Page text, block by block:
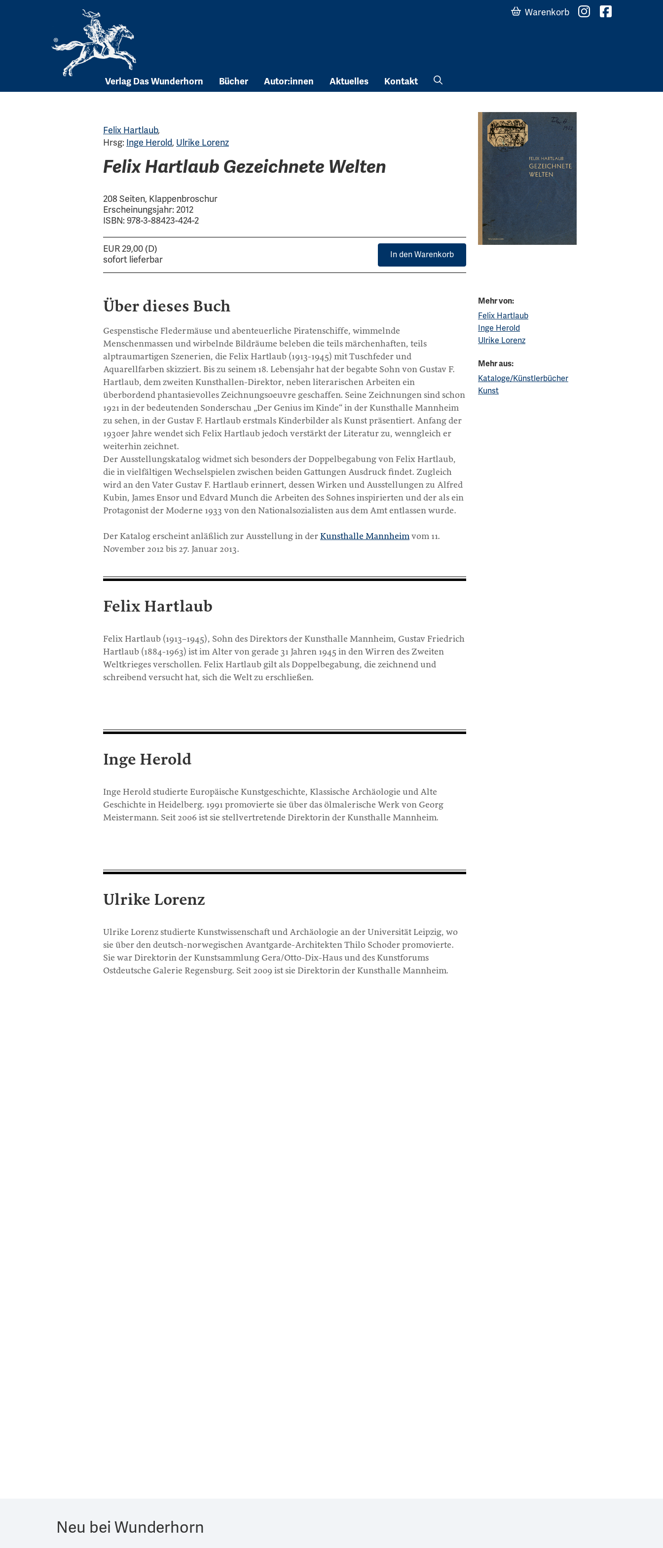
Verlag Das Wunderhorn Bücher Autor:innen Aktuelles Kontakt
Warenkorb
Felix Hartlaub,
Hrsg: Inge Herold, Ulrike Lorenz
Felix Hartlaub Gezeichnete Welten
208 Seiten, Klappenbroschur
Erscheinungsjahr: 2012
ISBN: 978-3-88423-424-2
EUR 29,00 (D)
sofort lieferbar
In den Warenkorb
Über dieses Buch
Gespenstische Fledermäuse und abenteuerliche Piratenschiffe, wimmelnde
Menschenmassen und wirbelnde Bildräume beleben die teils märchenhaften, teils
alptraumartigen Szenerien, die Felix Hartlaub (1913-1945) mit Tuschfeder und
Aquarellfarben skizziert. Bis zu seinem 18. Lebensjahr hat der begabte Sohn von Gustav F.
Hartlaub, dem zweiten Kunsthallen-Direktor, neben literarischen Arbeiten ein
überbordend phantasievolles Zeichnungsoeuvre geschaffen. Seine Zeichnungen sind schon
1921 in der bedeutenden Sonderschau „Der Genius im Kinde“ in der Kunsthalle Mannheim
zu sehen, in der Gustav F. Hartlaub erstmals Kinderbilder als Kunst präsentiert. Anfang der
1930er Jahre wendet sich Felix Hartlaub jedoch verstärkt der Literatur zu, wenngleich er
weiterhin zeichnet.
Der Ausstellungskatalog widmet sich besonders der Doppelbegabung von Felix Hartlaub,
die in vielfältigen Wechselspielen zwischen beiden Gattungen Ausdruck findet. Zugleich
wird an den Vater Gustav F. Hartlaub erinnert, dessen Wirken und Ausstellungen zu Alfred
Kubin, James Ensor und Edvard Munch die Arbeiten des Sohnes inspirierten und der als ein
Protagonist der Moderne 1933 von den Nationalsozialisten aus dem Amt entlassen wurde.
Der Katalog erscheint anläßlich zur Ausstellung in der Kunsthalle Mannheimvom 11.
November 2012 bis 27. Januar 2013.
Felix Hartlaub
Felix Hartlaub (1913–1945), Sohn des Direktors der Kunsthalle Mannheim, Gustav Friedrich
Hartlaub (1884-1963) ist im Alter von gerade 31 Jahren 1945 in den Wirren des Zweiten
Weltkrieges verschollen. Felix Hartlaub gilt als Doppelbegabung, die zeichnend und
schreibend versucht hat, sich die Welt zu erschließen.
Inge Herold
Inge Herold studierte Europäische Kunstgeschichte, Klassische Archäologie und Alte
Geschichte in Heidelberg. 1991 promovierte sie über das ölmalerische Werk von Georg
Meistermann. Seit 2006 ist sie stellvertretende Direktorin der Kunsthalle Mannheim.
Ulrike Lorenz
Ulrike Lorenz studierte Kunstwissenschaft und Archäologie an der Universität Leipzig, wo
sie über den deutsch-norwegischen Avantgarde-Architekten Thilo Schoder promovierte.
Sie war Direktorin der Kunstsammlung Gera/Otto-Dix-Haus und des Kunstforums
Ostdeutsche Galerie Regensburg. Seit 2009 ist sie Direktorin der Kunsthalle Mannheim.
Mehr von:
Felix Hartlaub
Inge Herold
Ulrike Lorenz
Mehr aus:
Kataloge/Künstlerbücher
Kunst
Neu bei Wunderhorn